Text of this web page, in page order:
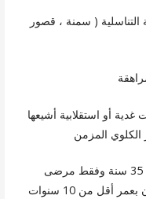
( سمنة ، قصور
أو استقلابية أشيعها
المزمن
يتظاهر الانزلاق عند هؤلاء المرضى بعمر 7- 35 سنة وفقط مرضى
قصور الدرق و نقص هرمون النمو يتظاهرون بعمر أقل من 10 سنوات